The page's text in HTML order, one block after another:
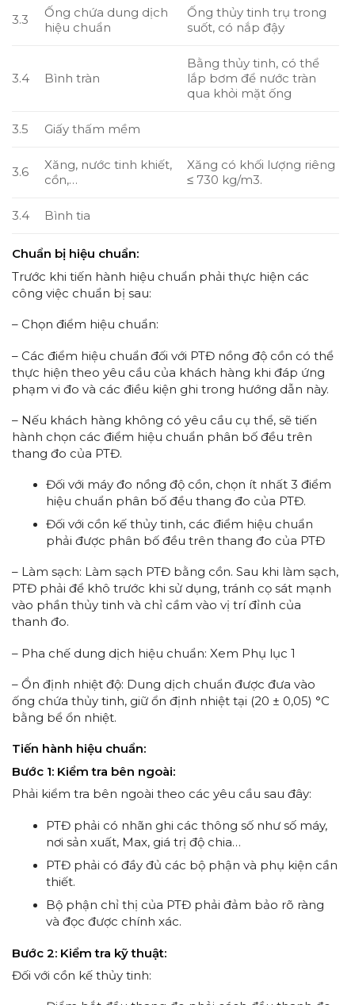
3.3
Ống chứa dung dịch
hiệu chuẩn
Ống thủy tinh trụ trong
suốt, có nắp đậy
3.4 Bình tràn
Bằng thủy tinh, có thể
lắp bơm để nước tràn
qua khỏi mặt ống
3.5 Giấy thấm mềm
3.6
Xăng, nước tinh khiết,
cồn,…
Xăng có khối lượng riêng
≤ 730 kg/m3.
3.4 Bình tia
Chuẩn bị hiệu chuẩn:
Trước khi tiến hành hiệu chuẩn phải thực hiện các
công việc chuẩn bị sau:
– Chọn điểm hiệu chuẩn:
– Các điểm hiệu chuẩn đối với PTĐ nồng độ cồn có thể
thực hiện theo yêu cầu của khách hàng khi đáp ứng
phạm vi đo và các điều kiện ghi trong hướng dẫn này.
– Nếu khách hàng không có yêu cầu cụ thể, sẽ tiến
hành chọn các điểm hiệu chuẩn phân bố đều trên
thang đo của PTĐ.
Đối với máy đo nồng độ cồn, chọn ít nhất 3 điểm
hiệu chuẩn phân bố đều thang đo của PTĐ.
Đối với cồn kế thủy tinh, các điểm hiệu chuẩn
phải được phân bố đều trên thang đo của PTĐ
– Làm sạch: Làm sạch PTĐ bằng cồn. Sau khi làm sạch,
PTĐ phải để khô trước khi sử dụng, tránh cọ sát mạnh
vào phần thủy tinh và chỉ cầm vào vị trí đỉnh của
thanh đo.
– Pha chế dung dịch hiệu chuẩn: Xem Phụ lục 1
– Ổn định nhiệt độ: Dung dịch chuẩn được đưa vào
ống chứa thủy tinh, giữ ổn định nhiệt tại (20 ± 0,05) °C
bằng bể ổn nhiệt.
Tiến hành hiệu chuẩn:
Bước 1: Kiểm tra bên ngoài:
Phải kiểm tra bên ngoài theo các yêu cầu sau đây:
PTĐ phải có nhãn ghi các thông số như số máy,
nơi sản xuất, Max, giá trị độ chia…
PTĐ phải có đầy đủ các bộ phận và phụ kiện cần
thiết.
Bộ phận chỉ thị của PTĐ phải đảm bảo rõ ràng
và đọc được chính xác.
Bước 2: Kiểmtra kỹ thuật:
Đối với cồn kế thủy tinh: